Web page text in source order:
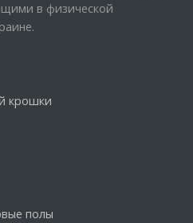
в физической
крошки
полы